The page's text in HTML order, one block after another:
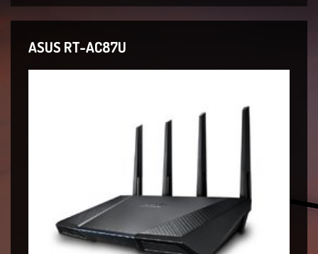
ASUS RT-AC87U